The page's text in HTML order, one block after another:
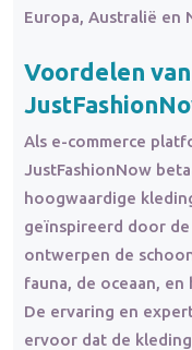
Europa, Australië en
Voordelen
Als e-commerce
JustFashionNow
hoogwaardige
geïnspireerd door
ontwerpen de
fauna, de oceaan,
De ervaring en
ervoor dat de